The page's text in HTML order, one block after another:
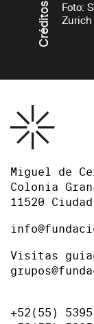
Créditos
Foto:
Miguel de
Colonia
11520
Visitas
+52(55)